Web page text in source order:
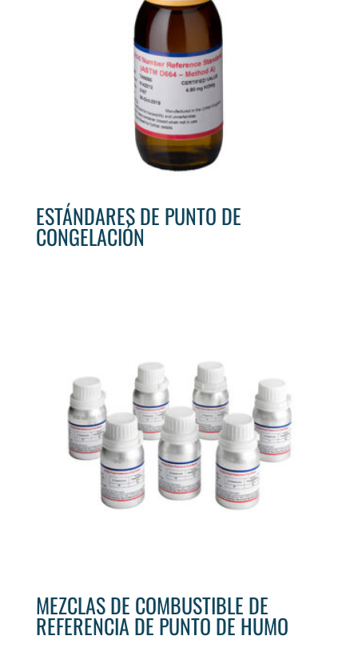
ESTÁNDARES DE PUNTO DE
CONGELACIÓN
MEZCLAS DE COMBUSTIBLE DE
REFERENCIA DE PUNTO DE HUMO